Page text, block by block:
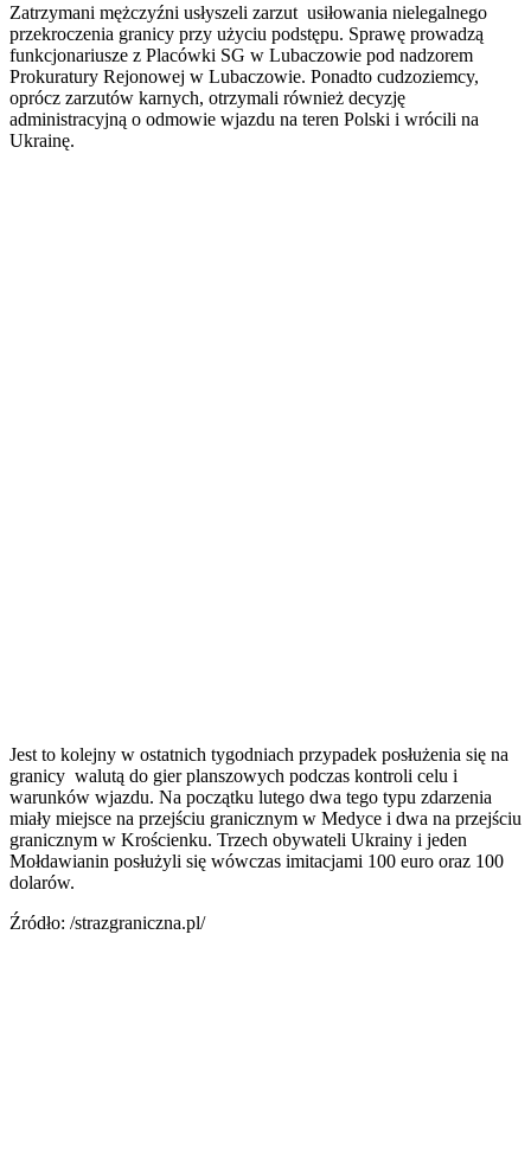
Zatrzymani mężczyźni usłyszeli zarzut usiłowania nielegalnego
przekroczenia granicy przy użyciu podstępu. Sprawę prowadzą
funkcjonariusze z Placówki SG w Lubaczowie pod nadzorem
Prokuratury Rejonowej w Lubaczowie. Ponadto cudzoziemcy,
oprócz zarzutów karnych, otrzymali również decyzję
administracyjną o odmowie wjazdu na teren Polski i wrócili na
Ukrainę.
Jest to kolejny w ostatnich tygodniach przypadek posłużenia się na
granicy walutą do gier planszowych podczas kontroli celu i
warunków wjazdu. Na początku lutego dwa tego typu zdarzenia
miały miejsce na przejściu granicznym w Medyce i dwa na przejściu
granicznym w Krościenku. Trzech obywateli Ukrainy i jeden
Mołdawianin posłużyli się wówczas imitacjami 100 euro oraz 100
dolarów.
Źródło: /strazgraniczna.pl/